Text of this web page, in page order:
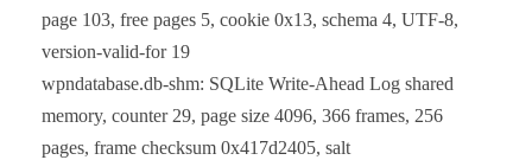
page 103, free pages 5, cookie 0x13, schema 4, UTF-8,
version-valid-for 19
wpndatabase.db-shm: SQLite Write-Ahead Log shared
memory, counter 29, page size 4096, 366 frames, 256
pages, frame checksum 0x417d2405, salt